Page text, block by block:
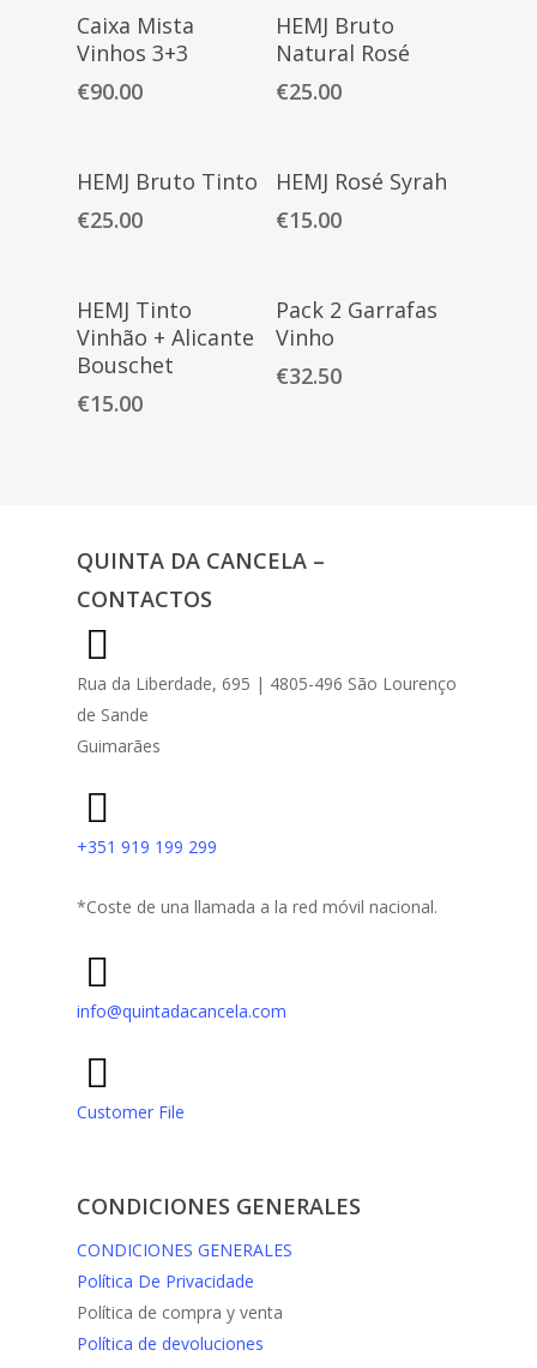
Añadir Al Carrito
Caixa Mista
Vinhos 3+3
€90.00
Leer Más
HEMJ Bruto
Natural Rosé
€25.00
Leer Más
HEMJ Bruto Tinto
€25.00
Añadir Al Carrito
HEMJ Rosé Syrah
€15.00
Añadir Al Carrito
HEMJ Tinto
Vinhão + Alicante
Bouschet
€15.00
Añadir Al Carrito
Pack 2 Garrafas
Vinho
€32.50
QUINTA DA CANCELA –
CONTACTOS
Rua da Liberdade, 695 | 4805-496 São Lourenço
de Sande
Guimarães
+351 919 199 299
*Coste de una llamada a la red móvil nacional.
info@quintadacancela.com
Customer File
CONDICIONES GENERALES
CONDICIONES GENERALES
Política De Privacidade
Política de compra y venta
Política de devoluciones